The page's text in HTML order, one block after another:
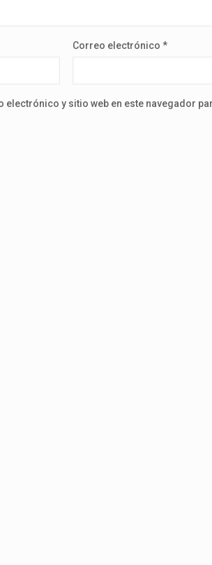
Correo electrónico*
electrónico y sitio web en este navegador